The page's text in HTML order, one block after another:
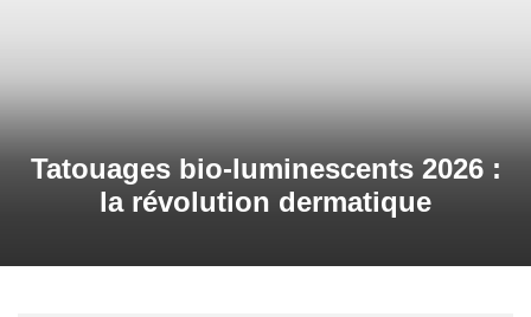
Tatouages bio-luminescents 2026 :
la révolution dermatique